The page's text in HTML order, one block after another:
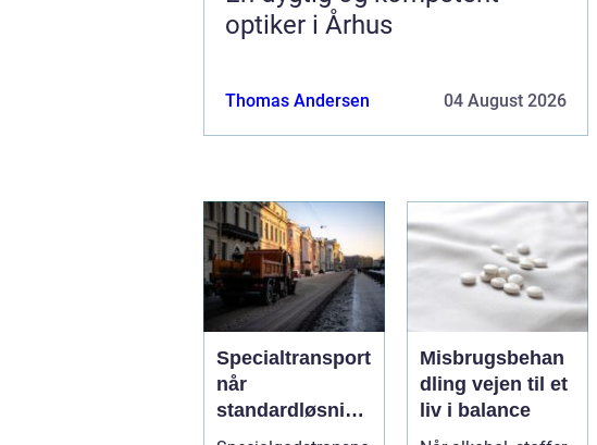
optiker i Århus
Thomas Andersen 04 August 2026
Specialtransport
når
standardløsning
er ikke rækker
Misbrugsbehan
dling vejen til et
liv i balance